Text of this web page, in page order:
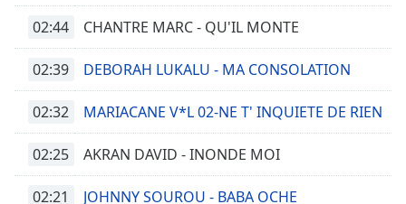
subtitles
settings,
opens
subtitles
settings
dialog
subtitles
off,
selected
02:44 CHANTRE MARC - QU'IL MONTE
02:39 DEBORAH LUKALU - MA CONSOLATION
02:32 MARIACANE V*L 02-NE T' INQUIETE DE RIEN
02:25 AKRAN DAVID - INONDE MOI
02:21 JOHNNY SOUROU - BABA OCHE